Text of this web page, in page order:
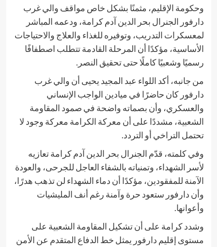
وحكومة الإقليم، مثمنًا بشكل خاص مواقف والي غرب
دارفور الجنرال بحر الدين آدم كرامة، ودعمه المباشر
لمعسكرات التدريب، وتوفيره للغذاء والعلاج والاحتياجات
الأساسية، مؤكدًا أن المرحلة القادمة تتطلب اصطفافًا
رسميًا وشعبيًا كاملًا حتى تحقيق النصر.
من جانبه، أكد اللواء عبد المجيد يحيى أن والي غرب
دارفور كان حاضرًا في ميادين الواجب الإنساني
والعسكري، وأن بصماته واضحة في صمود المقاومة
الشعبية، مشددًا على أن معركة الكرامة معركة وجود لا
تحتمل التراخي أو التردد.
وفي كلمته، قدّم الجنرال بحر الدين آدم كرامة تعازيه
لأسر الشهداء، وتمنياته بالشفاء العاجل للجرحى، والعودة
الآمنة للمفقودين، مؤكدًا أن دماء الشهداء لن تذهب هدرًا،
وأن دارفور ستعود حرة وآمنة رغم أنف المليشيات
وأعوانها.
وشدد كرامة على أن تشكيل المقاومة الشعبية على
مستوى إقليم دارفور يمثل خط الدفاع المتقدم عن الأمن